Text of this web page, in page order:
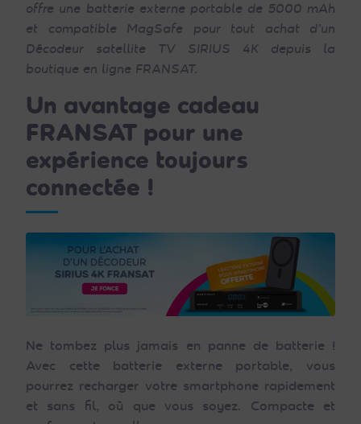
offre une batterie externe portable de 5000 mAh
et compatible MagSafe pour tout achat d’un
Décodeur satellite TV SIRIUS 4K depuis la
boutique en ligne FRANSAT.
Un avantage cadeau
FRANSAT pour une
expérience toujours
connectée !
Ne tombez plus jamais en panne de batterie !
Avec cette batterie externe portable, vous
pourrez recharger votre smartphone rapidement
et sans fil, où que vous soyez. Compacte et